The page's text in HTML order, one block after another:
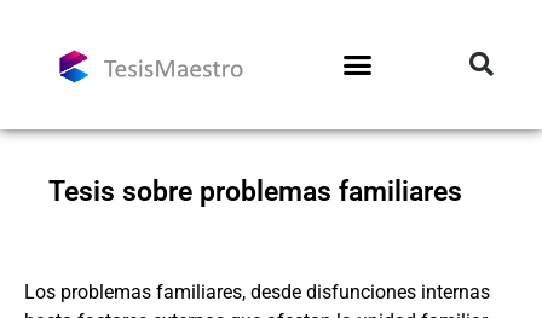
Tesis sobre problemas familiares
Los problemas familiares, desde disfunciones internas